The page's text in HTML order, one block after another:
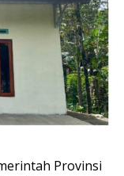
Provinsi